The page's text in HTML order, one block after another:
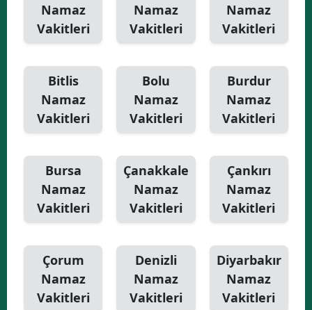
Namaz
Vakitleri
Namaz
Vakitleri
Namaz
Vakitleri
Bitlis
Namaz
Vakitleri
Bolu
Namaz
Vakitleri
Burdur
Namaz
Vakitleri
Bursa
Namaz
Vakitleri
Çanakkale
Namaz
Vakitleri
Çankırı
Namaz
Vakitleri
Çorum
Namaz
Vakitleri
Denizli
Namaz
Vakitleri
Diyarbakır
Namaz
Vakitleri